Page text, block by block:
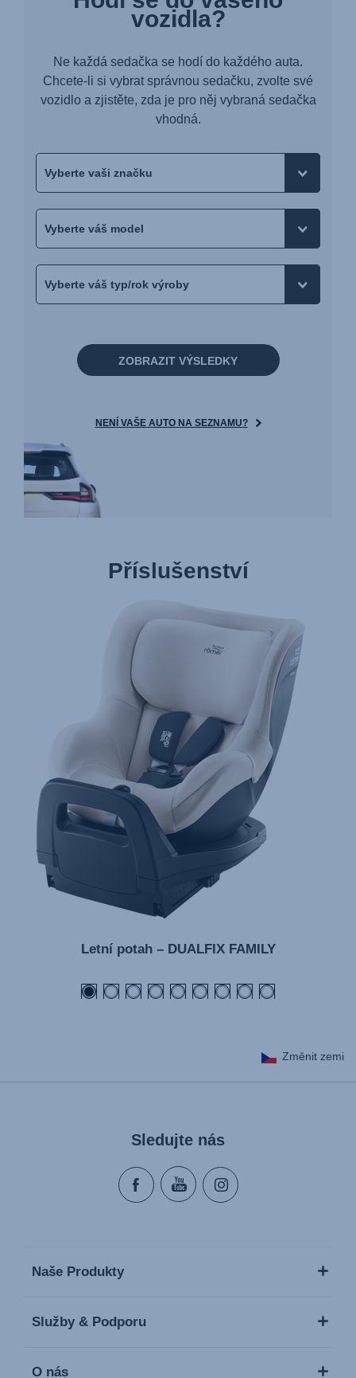
vozidla?
Ne každá sedačka se hodí do každého auta.
Chcete-li si vybrat správnou sedačku, zvolte své
vozidlo a zjistěte, zda je pro něj vybraná sedačka
vhodná.
ZOBRAZIT VÝSLEDKY
NENÍ VAŠE AUTO NA SEZNAMU?
Příslušenství
Letní potah – DUALFIX FAMILY
Změnit zemi
Sledujte nás
Naše Produkty
Služby & Podporu
O nás